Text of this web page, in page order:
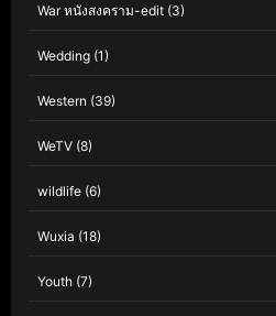
War หนังสงคราม-edit (3)
Wedding (1)
Western (39)
WeTV (8)
wildlife (6)
Wuxia (18)
Youth (7)